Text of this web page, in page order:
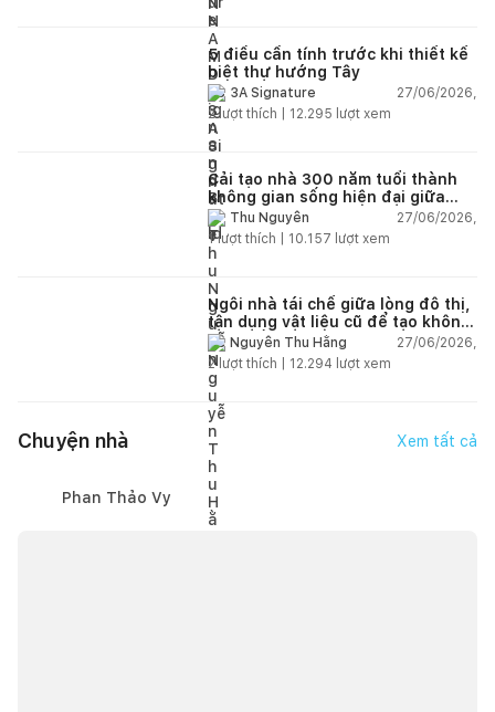
5 điều cần tính trước khi thiết kế
biệt thự hướng Tây
3A Signature
27/06/2026,
2lượt thích | 12.295 lượt xem
Cải tạo nhà 300 năm tuổi thành
không gian sống hiện đại giữa
thiên nhiên
Thu Nguyễn
27/06/2026,
1lượt thích | 10.157 lượt xem
Ngôi nhà tái chế giữa lòng đô thị,
tận dụng vật liệu cũ để tạo không
gian sống linh hoạt
Nguyễn Thu Hằng
27/06/2026,
2lượt thích | 12.294 lượt xem
Chuyện nhà Xem tất cả
Phan Thảo Vy